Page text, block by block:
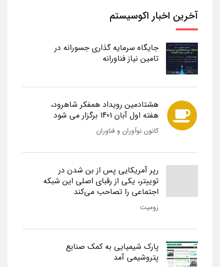
آخرین اخبار اکوسیستم
جایگاه سرمایه گذاری جسورانه در
تامین نیاز فناورانه
هشتادمین رویداد همفکر شاهرود،
هفته اول آبان 1401 برگزار می شود
کانون نوآوران و فناوران
رپر آمریکایی پس از بن شدن در
توییتر، یکی از رقبای اصلی این شبکه
اجتماعی را تصاحب می‌کند
زومیت
پارک شیمیایی به کمک صنایع
پتروشیمی آمد